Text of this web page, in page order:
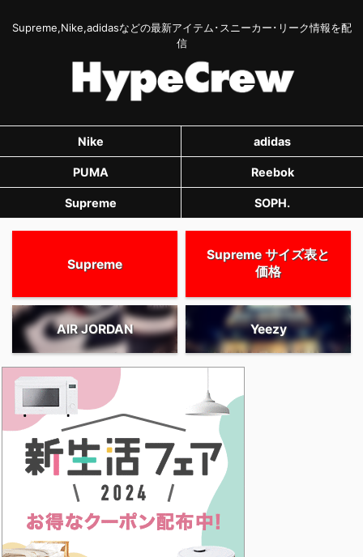
Supreme,Nike,adidasなどの最新アイテム･スニーカー･リーク情報を配
信
Nike adidas
PUMA Reebok
Supreme SOPH.
Supreme
Supreme サイズ表と
価格
AIR JORDAN Yeezy